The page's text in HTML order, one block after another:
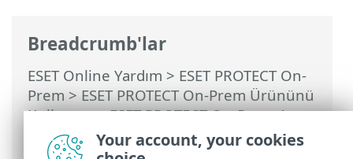
Breadcrumb'lar
ESET Online Yardım > ESET PROTECT On-
Prem>ESET PROTECT On-Prem Ürününü
Kullanma>ESET PROTECT On-Prem Ana
Menü> Daha Fazla>Sertifikalar>
Sertifika Yetkilileri
> Yeni Bir Sertifika
Your account, your cookies